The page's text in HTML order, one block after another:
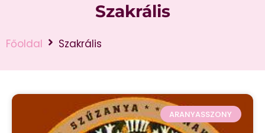
Szakrális
Főoldal Szakrális
ARANYASSZONY